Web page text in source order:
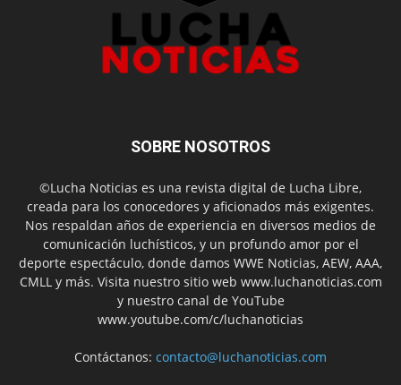
SOBRE NOSOTROS
©Lucha Noticias es una revista digital de Lucha Libre,
creada para los conocedores y aficionados más exigentes.
Nos respaldan años de experiencia en diversos medios de
comunicación luchísticos, y un profundo amor por el
deporte espectáculo, donde damos WWE Noticias, AEW, AAA,
CMLL y más. Visita nuestro sitio web www.luchanoticias.com
y nuestro canal de YouTube
www.youtube.com/c/luchanoticias
Contáctanos: contacto@luchanoticias.com